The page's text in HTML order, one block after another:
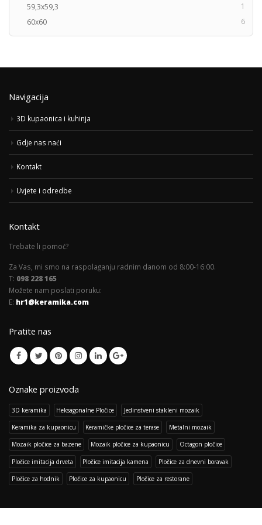
59,3x59,3
1
60x60
6
Navigacija
3D kupaonica i kuhinja
Gdje nas naći
Kontakt
Uvjete i odredbe
Kontakt
Trebate li pomoć?
Za Vas, mi smo na raspolaganju radnim danom od 8:00-16:00.
T: 098 228 165
Možete nam poslati poruku:
E: hr1@keramika.com
Pratite nas
Oznake proizvoda
3D keramika Heksagonalne Pločice Jedinstveni stakleni mozaik
Keramika za kupaonicu Keramičke pločice za terase Metalni mozaik
Mozaik pločice za bazene Mozaik pločice za kupaonicu Octagon pločice
Pločice imitacija drveta Pločice imitacija kamena Pločice za dnevni boravak
Pločice za hodnik Pločice za kupaonicu Pločice za restorane